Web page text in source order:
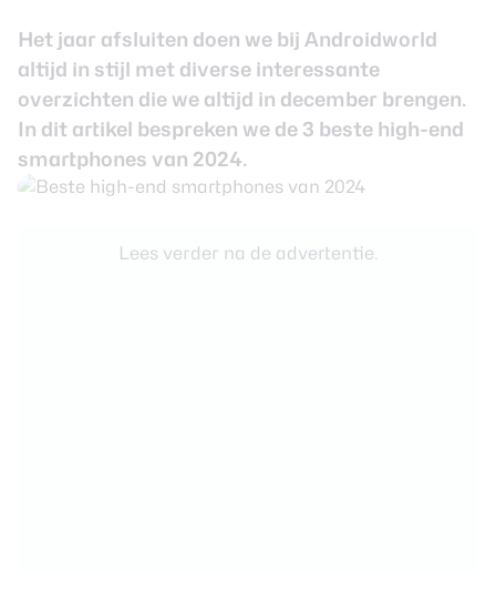
Het jaar afsluiten doen we bij Androidworld
altijd in stijl met diverse interessante
overzichten die we altijd in december brengen.
In dit artikel bespreken we de 3 beste high-end
smartphones van 2024.
Lees verder na de advertentie.